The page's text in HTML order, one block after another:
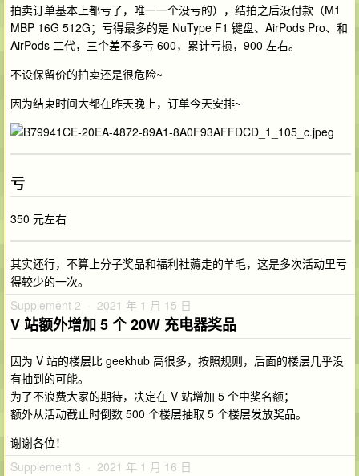
拍卖订单基本上都亏了，唯一一个没亏的），结拍之后没付款（M1
MBP 16G 512G；亏得最多的是 NuType F1 键盘、AirPods Pro、和
AirPods 二代，三个差不多亏 600，累计亏损，900 左右。
不设保留价的拍卖还是很危险~
因为结束时间大都在昨天晚上，订单今天安排~
亏
350 元左右
其实还行，不算上分子奖品和福利社薅走的羊毛，这是多次活动里亏
得较少的一次。
Supplement 2 · 2021 年 1 月 15 日
V 站额外增加 5 个 20W 充电器奖品
因为 V 站的楼层比 geekhub 高很多，按照规则，后面的楼层几乎没
有抽到的可能。
为了不浪费大家的期待，决定在 V 站增加 5 个中奖名额；
额外从活动截止时倒数 500 个楼层抽取 5 个楼层发放奖品。
谢谢各位！
Supplement 3 · 2021 年 1 月 16 日